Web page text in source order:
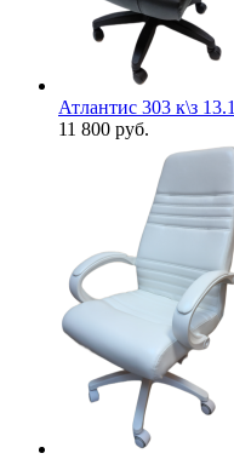
Атлантис 303 к\з 13.1
11 800 руб.